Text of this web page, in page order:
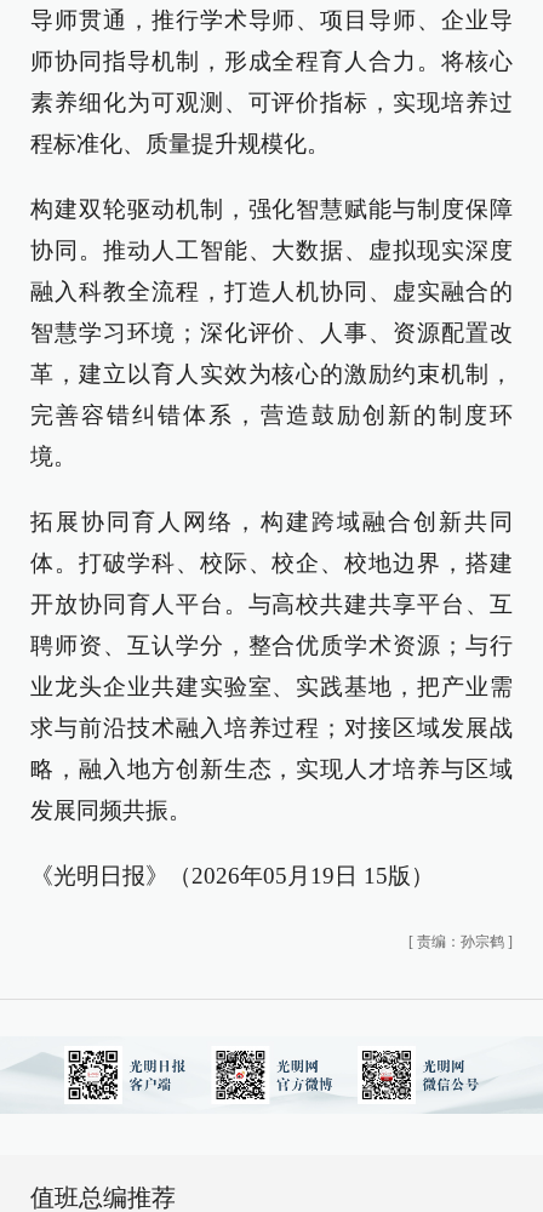
导师贯通，推行学术导师、项目导师、企业导
师协同指导机制，形成全程育人合力。将核心
素养细化为可观测、可评价指标，实现培养过
程标准化、质量提升规模化。
构建双轮驱动机制，强化智慧赋能与制度保障
协同。推动人工智能、大数据、虚拟现实深度
融入科教全流程，打造人机协同、虚实融合的
智慧学习环境；深化评价、人事、资源配置改
革，建立以育人实效为核心的激励约束机制，
完善容错纠错体系，营造鼓励创新的制度环
境。
拓展协同育人网络，构建跨域融合创新共同
体。打破学科、校际、校企、校地边界，搭建
开放协同育人平台。与高校共建共享平台、互
聘师资、互认学分，整合优质学术资源；与行
业龙头企业共建实验室、实践基地，把产业需
求与前沿技术融入培养过程；对接区域发展战
略，融入地方创新生态，实现人才培养与区域
发展同频共振。
《光明日报》（2026年05月19日 15版）
[ 责编：孙宗鹤 ]
值班总编推荐